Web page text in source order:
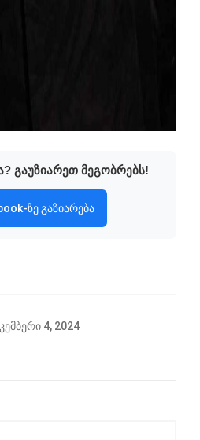
გაუზიარეთ მეგობრებს!
ზე გაზიარება
4, 2024